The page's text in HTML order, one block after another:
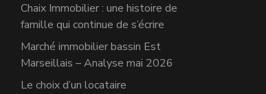
Chaix Immobilier : une histoire de
famille qui continue de s’écrire
Marché immobilier bassin Est
Marseillais – Analyse mai 2026
Le choix d’un locataire